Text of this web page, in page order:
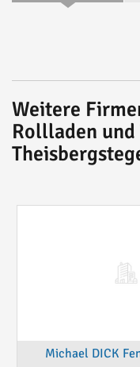
Weitere
Rollladen und
Michael DICK